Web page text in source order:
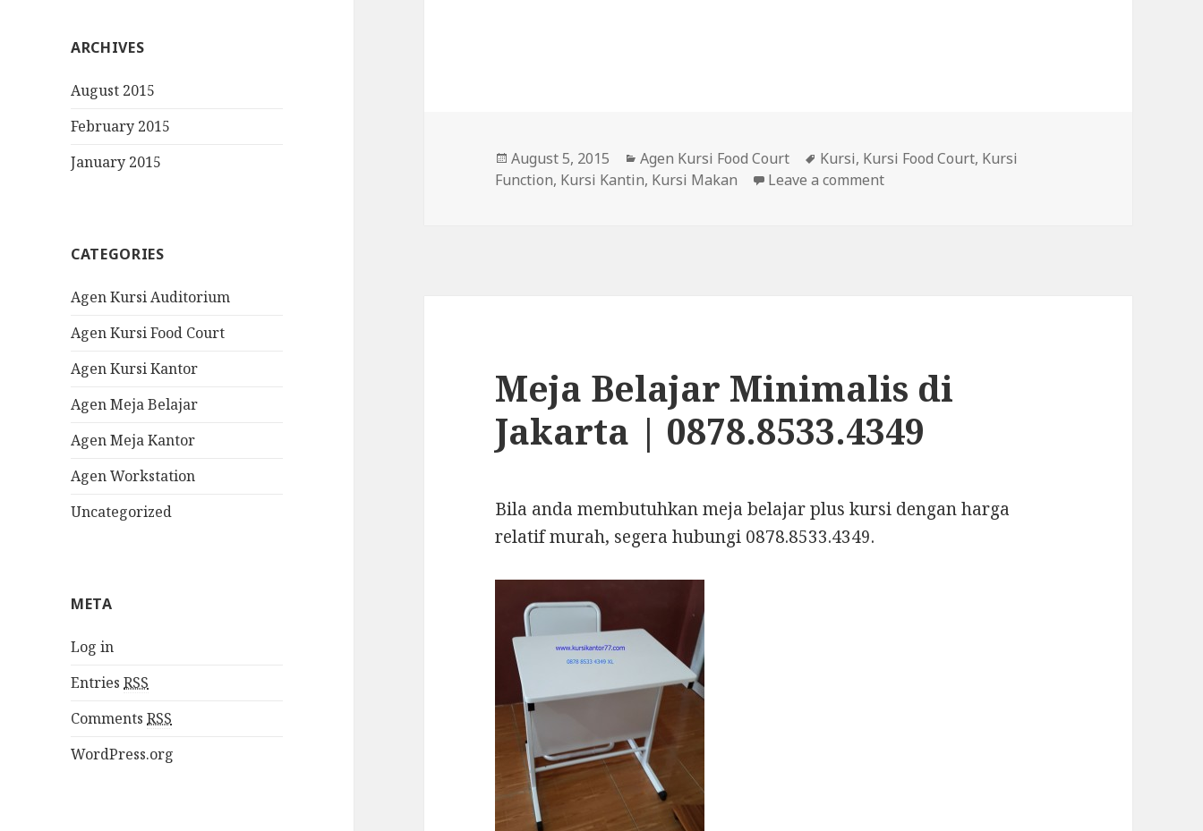
ARCHIVES
August 2015
February 2015
January 2015
CATEGORIES
Agen Kursi Auditorium
Agen Kursi Food Court
Agen Kursi Kantor
Agen Meja Belajar
Agen Meja Kantor
Agen Workstation
Uncategorized
META
Log in
EntriesRSS
CommentsRSS
WordPress.org
Posted
on
August 5, 2015 Categories
Agen Kursi Food Court Tags
Kursi, Kursi Food Court, Kursi
Function, Kursi Kantin, Kursi Makan Leave a comment
Meja Belajar Minimalis di
Jakarta | 0878.8533.4349
Bila anda membutuhkan meja belajar plus kursi dengan harga
relatif murah, segera hubungi 0878.8533.4349.